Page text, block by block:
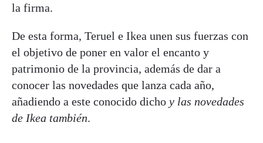
la firma.
De esta forma, Teruel e Ikea unen sus fuerzas con
el objetivo de poner en valor el encanto y
patrimonio de la provincia, además de dar a
conocer las novedades que lanza cada año,
añadiendo a este conocido dicho y las novedades
de Ikea también.